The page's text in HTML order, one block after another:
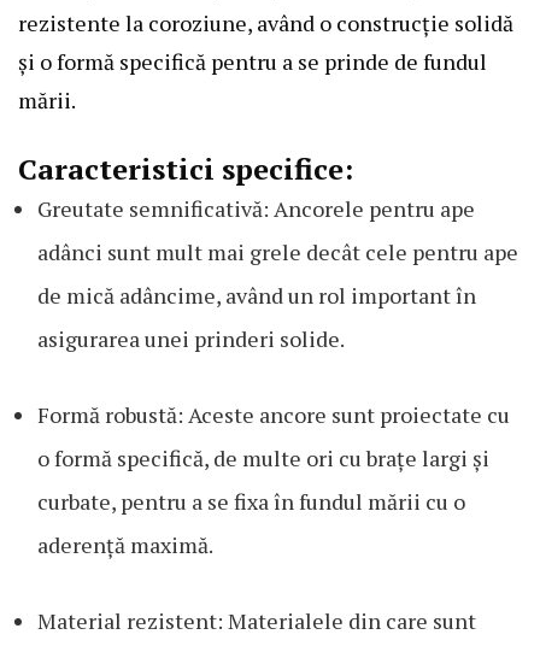
rezistente la coroziune, având o construcție solidă
și o formă specifică pentru a se prinde de fundul
mării.
Caracteristici specifice:
Greutate semnificativă: Ancorele pentru ape
adânci sunt mult mai grele decât cele pentru ape
de mică adâncime, având un rol important în
asigurarea unei prinderi solide.
Formă robustă: Aceste ancore sunt proiectate cu
o formă specifică, de multe ori cu brațe largi și
curbate, pentru a se fixa în fundul mării cu o
aderență maximă.
Material rezistent: Materialele din care sunt